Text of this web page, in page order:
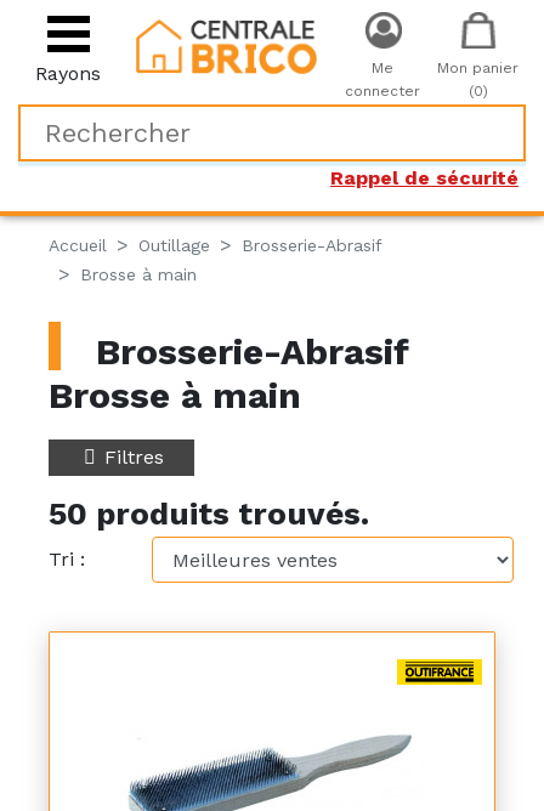
Rayons
Rappel de sécurité
Me
connecter
Mon panier
(0)
Accueil Outillage
Brosserie-Abrasif
Brosse à main
Brosserie-Abrasif
Brosse à main
Filtres
50 produits trouvés.
Tri :